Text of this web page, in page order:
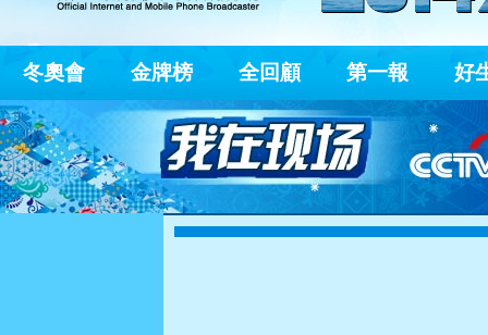
冬奧會 金牌榜 全回顧 第一報 好